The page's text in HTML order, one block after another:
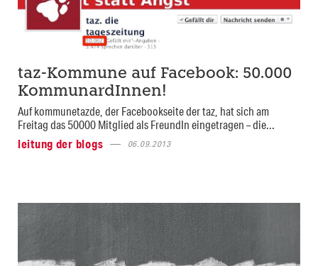
taz-Kommune auf Facebook: 50.000
KommunardInnen!
Auf kommunetazde, der Facebookseite der taz, hat sich am
Freitag das 50000 Mitglied als FreundIn eingetragen – die...
leitung der blogs
06.09.2013